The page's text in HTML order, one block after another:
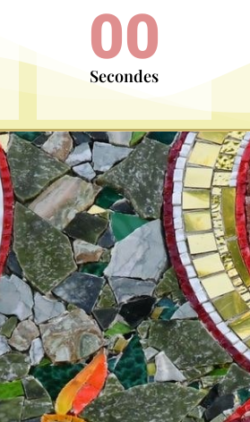
00
Secondes